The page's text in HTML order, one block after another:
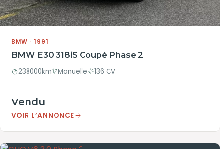
BMW · 1991
BMW E30 318iS Coupé Phase 2
238000km Manuelle 136 CV
Vendu
VOIR L’ANNONCE